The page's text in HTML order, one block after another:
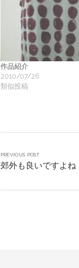
作品紹介
2010/07/26
類似投稿
PREVIOUS POST
郊外も良いですよね